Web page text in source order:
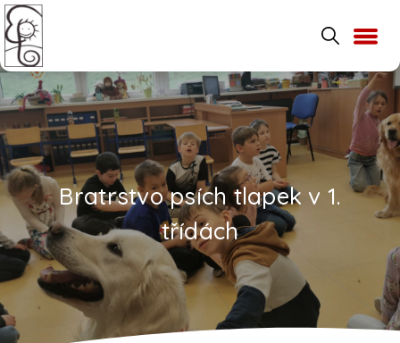
Bratrstvo psích tlapek v 1.
třídách